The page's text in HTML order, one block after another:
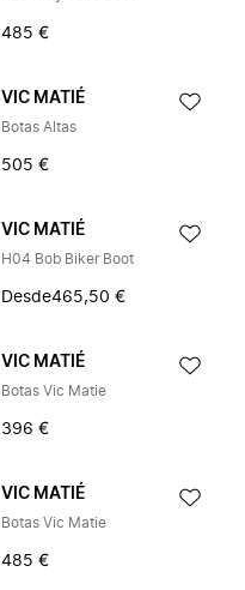
485 €
VIC MATIÉ
Botas Altas
505 €
VIC MATIÉ
H04 Bob Biker Boot
Desde465,50 €
VIC MATIÉ
Botas Vic Matie
396 €
VIC MATIÉ
Botas Vic Matie
485 €